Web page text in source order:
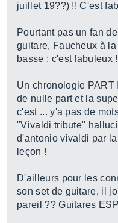
juillet 19??) !! C'est
Pourtant pas un fan
guitare, Faucheux à
basse : c'est fabuleux
Un chronologie
de nulle part et la
c'est ... y'a pas de
"Vivaldi tribute"
d'antonio vivaldi par
leçon !
D'ailleurs pour les
son set de guitare, il
pareil ?? Guitares